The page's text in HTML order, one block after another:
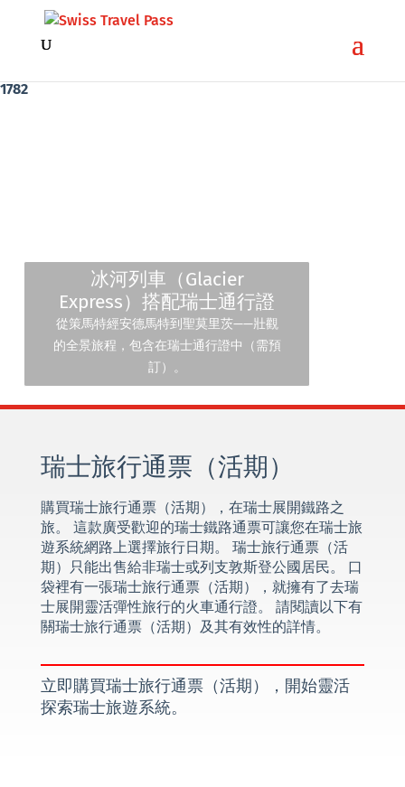
Warning: Attempt to read property "url" on false in
/home/qmarketi/public_html/swiss-pass-ch/wp-
1782
冰河列車（Glacier
Express）搭配瑞士通行證
從策馬特經安德馬特到聖莫里茨——壯觀
的全景旅程，包含在瑞士通行證中（需預
訂）。
瑞士旅行通票（活期）
購買瑞士旅行通票（活期），在瑞士展開鐵路之
旅。 這款廣受歡迎的瑞士鐵路通票可讓您在瑞士旅
遊系統網路上選擇旅行日期。 瑞士旅行通票（活
期）只能出售給非瑞士或列支敦斯登公國居民。 口
袋裡有一張瑞士旅行通票（活期），就擁有了去瑞
士展開靈活彈性旅行的火車通行證。 請閱讀以下有
關瑞士旅行通票（活期）及其有效性的詳情。
立即購買瑞士旅行通票（活期），開始靈活
探索瑞士旅遊系統。